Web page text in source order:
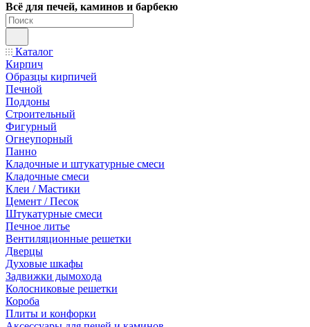
Всё для печей, каминов и барбекю
Каталог
Кирпич
Образцы кирпичей
Печной
Поддоны
Строительный
Фигурный
Огнеупорный
Панно
Кладочные и штукатурные смеси
Кладочные смеси
Клеи / Мастики
Цемент / Песок
Штукатурные смеси
Печное литье
Вентиляционные решетки
Дверцы
Духовые шкафы
Задвижки дымохода
Колосниковые решетки
Короба
Плиты и конфорки